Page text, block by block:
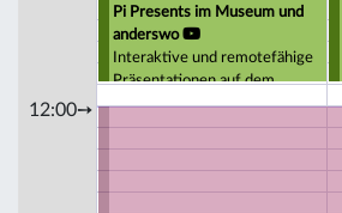
12:00➙
Pi Presents im Museum und
anderswo
Interaktive und remotefähige
Präsentationen auf dem
Raspberry Pi